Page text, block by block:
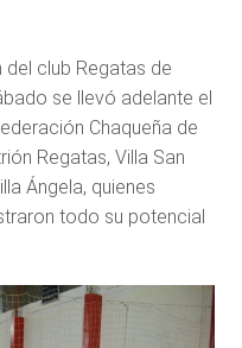
del club Regatas de
se llevó adelante el
Chaqueña de
Regatas, Villa San
Ángela, quienes
todo su potencial